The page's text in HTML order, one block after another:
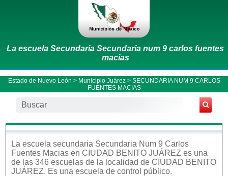
La escuela Secundaria Secundaria num 9 carlos fuentes
macias
Estado de Nuevo León > Municipio Juárez> SECUNDARIA NUM 9 CARLOS
FUENTES MACIAS
La escuela secundaria Secundaria Num 9 Carlos
Fuentes Macias en CIUDAD BENITO JUÁREZ es una
de las 346 escuelas de la localidad de CIUDAD BENITO
JUÁREZ. Es una escuela de control público.